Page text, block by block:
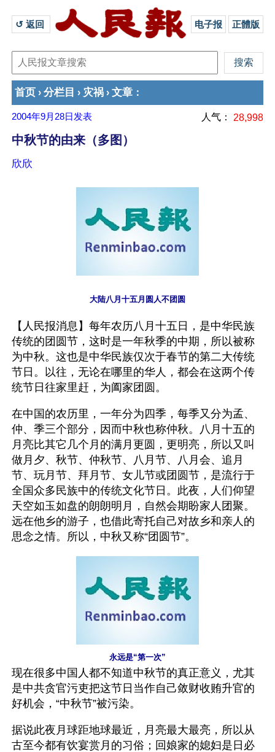
↺ 返回 电子报 正體版
首页 › 分栏目 › 灾祸 › 文章 ：
2004年9月28日 发表 人气： 28,998
中秋节的由来（多图）
欣欣
大陆八月十五月圆人不团圆
【人民报消息】每年农历八月十五日，是中华民族
传统的团圆节，这时是一年秋季的中期，所以被称
为中秋。这也是中华民族仅次于春节的第二大传统
节日。以往，无论在哪里的华人，都会在这两个传
统节日往家里赶，为阖家团圆。
在中国的农历里，一年分为四季，每季又分为孟、
仲、季三个部分，因而中秋也称仲秋。八月十五的
月亮比其它几个月的满月更圆，更明亮，所以又叫
做月夕、秋节、仲秋节、八月节、八月会、追月
节、玩月节、拜月节、女儿节或团圆节，是流行于
全国众多民族中的传统文化节日。此夜，人们仰望
天空如玉如盘的朗朗明月，自然会期盼家人团聚。
远在他乡的游子，也借此寄托自己对故乡和亲人的
思念之情。所以，中秋又称“团圆节”。
永远是“第一次”
现在很多中国人都不知道中秋节的真正意义，尤其
是中共贪官污吏把这节日当作自己敛财收贿升官的
好机会，“中秋节”被污染。
据说此夜月球距地球最近，月亮最大最亮，所以从
古至今都有饮宴赏月的习俗；回娘家的媳妇是日必